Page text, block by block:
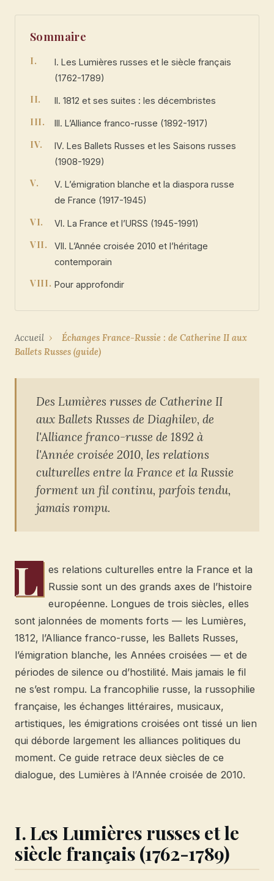
Sommaire
I. Les Lumières russes et le siècle français
(1762-1789)
II. 1812 et ses suites : les décembristes
III. L’Alliance franco-russe (1892-1917)
IV. Les Ballets Russes et les Saisons russes
(1908-1929)
V. L’émigration blanche et la diaspora russe
de France (1917-1945)
VI. La France et l’URSS (1945-1991)
VII. L’Année croisée 2010 et l’héritage
contemporain
Pour approfondir
Accueil ›
Échanges France-Russie : de Catherine II aux
Ballets Russes (guide)
Des Lumières russes de Catherine II
aux Ballets Russes de Diaghilev, de
l'Alliance franco-russe de 1892 à
l'Année croisée 2010, les relations
culturelles entre la France et la Russie
forment un fil continu, parfois tendu,
jamais rompu.
L
es relations culturelles entre la France et la
Russie sont un des grands axes de l’histoire
européenne. Longues de trois siècles, elles
sont jalonnées de moments forts — les Lumières,
1812, l’Alliance franco-russe, les Ballets Russes,
l’émigration blanche, les Années croisées — et de
périodes de silence ou d’hostilité. Mais jamais le fil
ne s’est rompu. La francophilie russe, la russophilie
française, les échanges littéraires, musicaux,
artistiques, les émigrations croisées ont tissé un lien
qui déborde largement les alliances politiques du
moment. Ce guide retrace deux siècles de ce
dialogue, des Lumières à l’Année croisée de 2010.
I. Les Lumières russes et le
siècle français (1762-1789)